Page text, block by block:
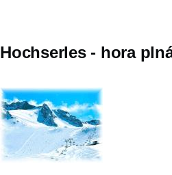
Hochserles - hora